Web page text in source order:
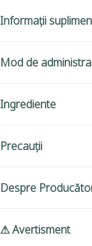
Informații
Mod de
Ingrediente
Precauții
Despre
⚠ Avertisment